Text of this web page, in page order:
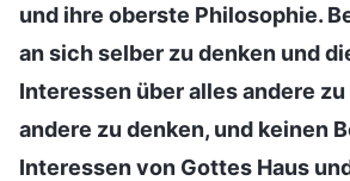
und ihre oberste Philosophie.
an sich selber zu denken und
Interessen über alles andere
andere zu denken, und keinen
Interessen von Gottes Haus